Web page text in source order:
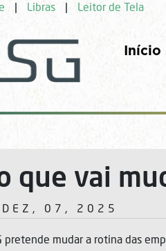
Libras Leitor de Tela
Início
que vai
DEZ, 07, 2025
pretende mudar a rotina das